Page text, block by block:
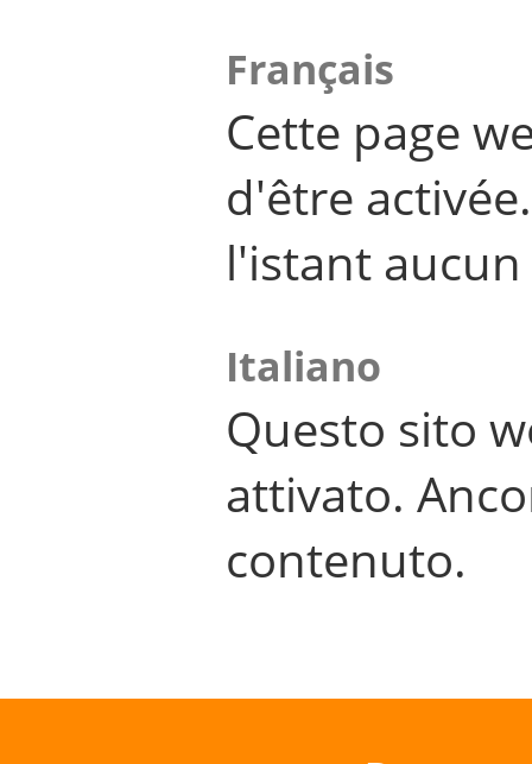
Français
Cette page
d'être
l'istant
Italiano
Questo sito
attivato.
contenuto.